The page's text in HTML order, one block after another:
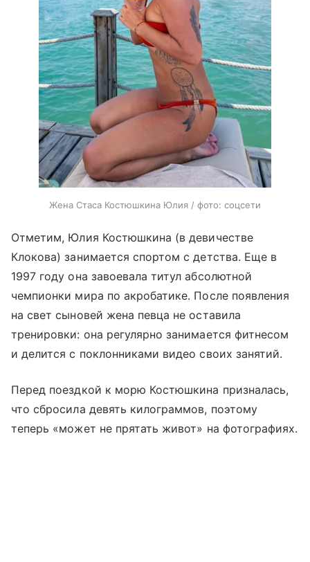
Жена Стаса Костюшкина Юлия / фото: соцсети
Отметим, Юлия Костюшкина (в девичестве
Клокова) занимается спортом с детства. Еще в
1997 году она завоевала титул абсолютной
чемпионки мира по акробатике. После появления
на свет сыновей жена певца не оставила
тренировки: она регулярно занимается фитнесом
и делится с поклонниками видео своих занятий.
Перед поездкой к морю Костюшкина призналась,
что сбросила девять килограммов, поэтому
теперь «может не прятать живот» на фотографиях.